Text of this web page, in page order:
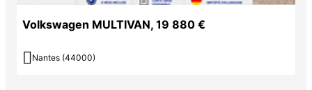
Volkswagen MULTIVAN, 19 880 €
 Nantes (44000)